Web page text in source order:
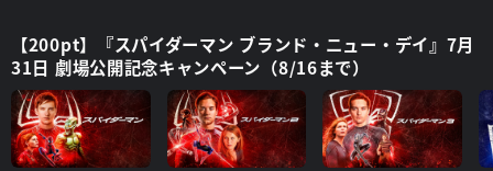
【200pt】『スパイダーマン ブランド・ニュー・デイ』7月
31日 劇場公開記念キャンペーン（8/16まで）